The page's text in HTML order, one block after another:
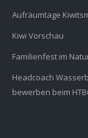
Aufräumtage
Kiwi Vorschau
Familienfest im
Headcoach
bewerben beim